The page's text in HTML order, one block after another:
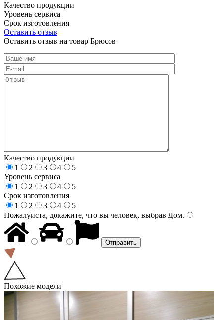
Качество продукции
Уровень сервиса
Срок изготовления
Оставить отзыв
Оставить отзыв на товар Брюсов
Качество продукции
1
2 3 4
5
Уровень сервиса
1
2 3 4
5
Срок изготовления
1
2 3 4
5
Пожалуйста, докажите, что вы человек, выбрав Дом.
Похожие модели